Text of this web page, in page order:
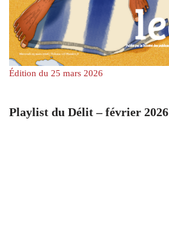
Édition du 25 mars 2026
Playlist du Délit – février 2026